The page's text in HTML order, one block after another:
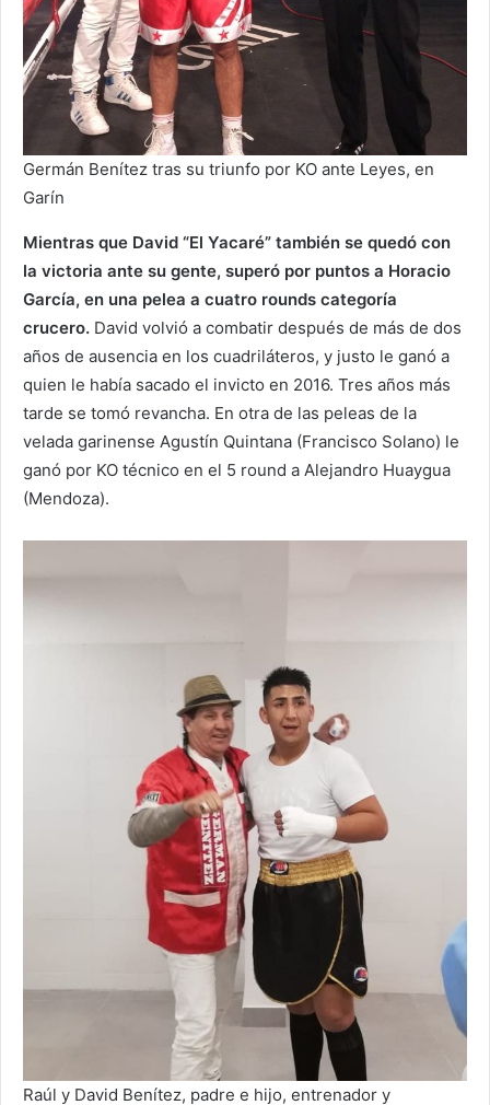
Germán Benítez tras su triunfo por KO ante Leyes, en
Garín
Mientras que David “El Yacaré” también se quedó con
la victoria ante su gente, superó por puntos a Horacio
García, en una pelea a cuatro rounds categoría
crucero. David volvió a combatir después de más de dos
años de ausencia en los cuadriláteros, y justo le ganó a
quien le había sacado el invicto en 2016. Tres años más
tarde se tomó revancha. En otra de las peleas de la
velada garinense Agustín Quintana (Francisco Solano) le
ganó por KO técnico en el 5 round a Alejandro Huaygua
(Mendoza).
Raúl y David Benítez, padre e hijo, entrenador y